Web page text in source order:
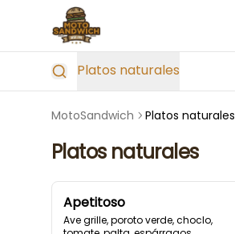
Platos naturales
MotoSandwich Platos naturales
Platos naturales
Apetitoso
Ave grille, poroto verde, choclo,